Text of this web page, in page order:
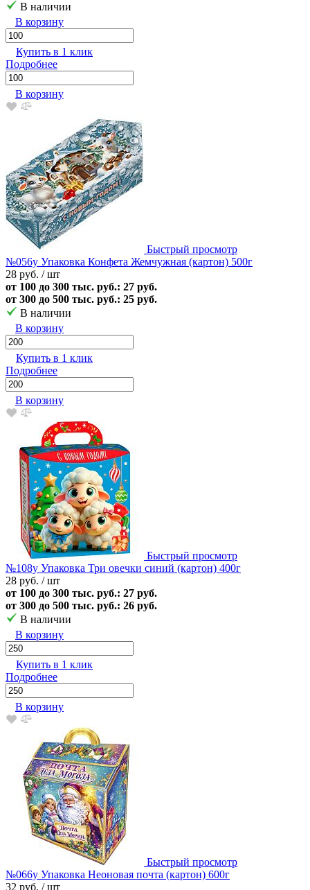
В наличии
В корзину
Купить в 1 клик
Подробнее
В корзину
Быстрый просмотр
№056у Упаковка Конфета Жемчужная (картон) 500г
28 руб. / шт
от 100 до 300 тыс. руб.: 27 руб.
от 300 до 500 тыс. руб.: 25 руб.
В наличии
В корзину
Купить в 1 клик
Подробнее
В корзину
Быстрый просмотр
№108у Упаковка Три овечки синий (картон) 400г
28 руб. / шт
от 100 до 300 тыс. руб.: 27 руб.
от 300 до 500 тыс. руб.: 26 руб.
В наличии
В корзину
Купить в 1 клик
Подробнее
В корзину
Быстрый просмотр
№066у Упаковка Неоновая почта (картон) 600г
32 руб. / шт